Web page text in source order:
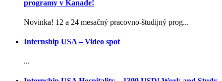
programy v Kanade!
Novinka! 12 a 24 mesačný pracovno-študijný prog...
Internship USA – Video spot
...